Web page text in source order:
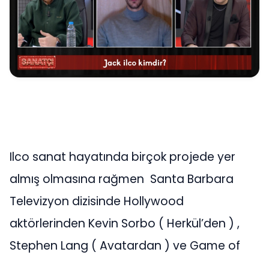
Ilco sanat hayatında birçok projede yer
almış olmasına rağmen Santa Barbara
Televizyon dizisinde Hollywood
aktörlerinden Kevin Sorbo ( Herkül’den ) ,
Stephen Lang ( Avatardan ) ve Game of